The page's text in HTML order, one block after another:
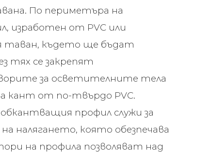
По периметъра на
изработен от PVC или
таван, където ще бъдат
тях се закрепят
за осветителните тела
кант от по-твърдо PVC.
профил служи за
налягането, която обезпечава
на профила позволяват над